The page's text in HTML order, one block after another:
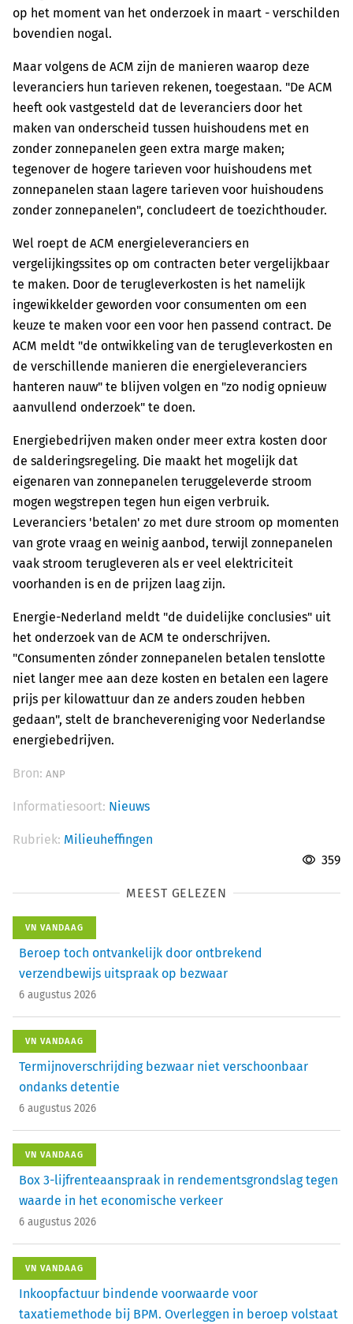
op het moment van het onderzoek in maart - verschilden
bovendien nogal.
Maar volgens de ACM zijn de manieren waarop deze
leveranciers hun tarieven rekenen, toegestaan. "De ACM
heeft ook vastgesteld dat de leveranciers door het
maken van onderscheid tussen huishoudens met en
zonder zonnepanelen geen extra marge maken;
tegenover de hogere tarieven voor huishoudens met
zonnepanelen staan lagere tarieven voor huishoudens
zonder zonnepanelen", concludeert de toezichthouder.
Wel roept de ACM energieleveranciers en
vergelijkingssites op om contracten beter vergelijkbaar
te maken. Door de terugleverkosten is het namelijk
ingewikkelder geworden voor consumenten om een
keuze te maken voor een voor hen passend contract. De
ACM meldt "de ontwikkeling van de terugleverkosten en
de verschillende manieren die energieleveranciers
hanteren nauw" te blijven volgen en "zo nodig opnieuw
aanvullend onderzoek" te doen.
Energiebedrijven maken onder meer extra kosten door
de salderingsregeling. Die maakt het mogelijk dat
eigenaren van zonnepanelen teruggeleverde stroom
mogen wegstrepen tegen hun eigen verbruik.
Leveranciers 'betalen' zo met dure stroom op momenten
van grote vraag en weinig aanbod, terwijl zonnepanelen
vaak stroom terugleveren als er veel elektriciteit
voorhanden is en de prijzen laag zijn.
Energie-Nederland meldt "de duidelijke conclusies" uit
het onderzoek van de ACM te onderschrijven.
"Consumenten zónder zonnepanelen betalen tenslotte
niet langer mee aan deze kosten en betalen een lagere
prijs per kilowattuur dan ze anders zouden hebben
gedaan", stelt de branchevereniging voor Nederlandse
energiebedrijven.
Bron: ANP
Informatiesoort: Nieuws
Rubriek: Milieuheffingen
359
MEEST GELEZEN
VN VANDAAG
Beroep toch ontvankelijk door ontbrekend
verzendbewijs uitspraak op bezwaar
6 augustus 2026
VN VANDAAG
Termijnoverschrijding bezwaar niet verschoonbaar
ondanks detentie
6 augustus 2026
VN VANDAAG
Box 3-lijfrenteaanspraak in rendementsgrondslag tegen
waarde in het economische verkeer
6 augustus 2026
VN VANDAAG
Inkoopfactuur bindende voorwaarde voor
taxatiemethode bij BPM. Overleggen in beroep volstaat